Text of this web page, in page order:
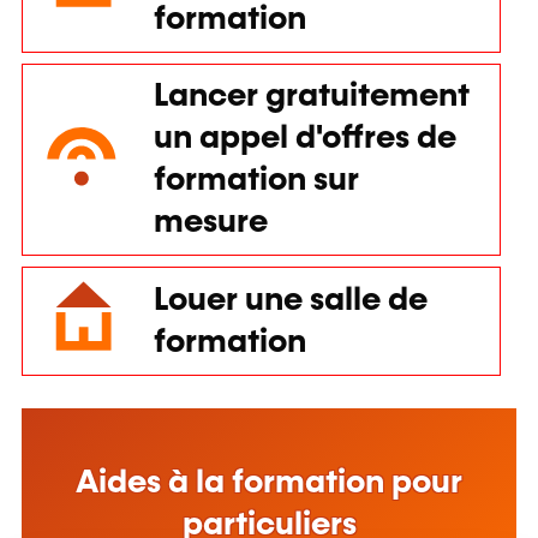
Aides à la formation pour
particuliers
En savoir plus
Aides à la formation en
entreprise